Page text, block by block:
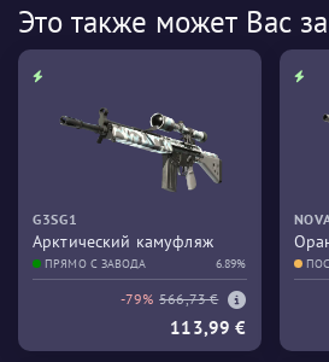
Это также может Вас
G3SG1
Арктический камуфляж
ПРЯМО С ЗАВОДА 6.89%
-79% 566,73 €
113,99 €